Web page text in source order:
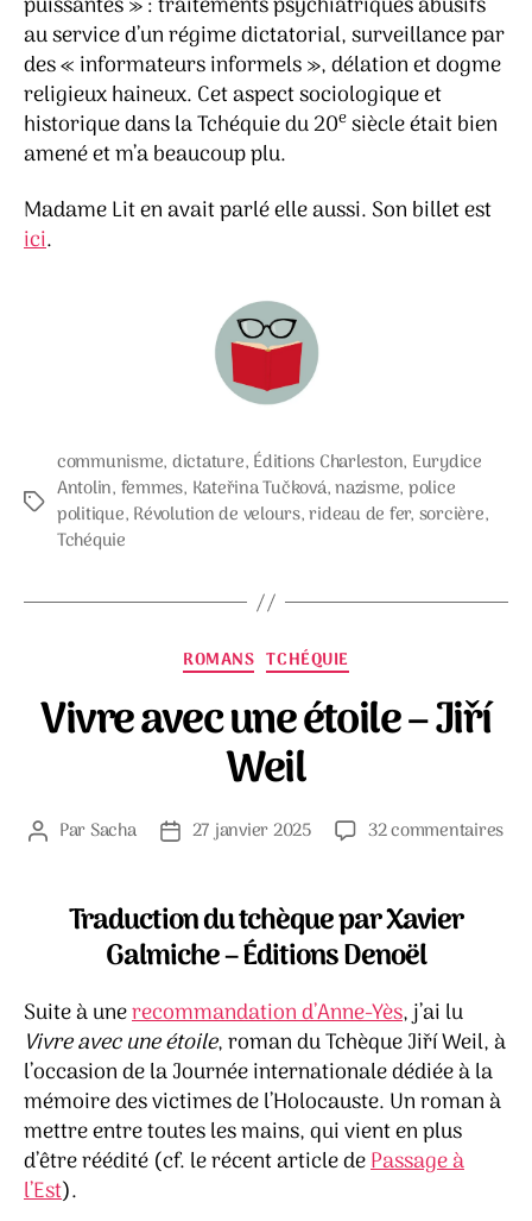
au service d’un régime dictatorial, surveillance par
des « informateurs informels », délation et dogme
religieux haineux. Cet aspect sociologique et
historique dans la Tchéquie du 20esiècle était bien
amené et m’a beaucoup plu.
Madame Lit en avait parlé elle aussi. Son billet est
ici.
Étiquettes
communisme, dictature, Éditions Charleston, Eurydice
Antolin, femmes, Kateřina Tučková,nazisme, police
politique, Révolution de velours,rideau de fer, sorcière,
Tchéquie
Catégories
ROMANS TCHÉQUIE
Vivre avec une étoile – Jiří
Weil
Auteur
ParSacha
Date27 janvier 2025 32 commentairessur
Traduction du tchèque par Xavier
Galmiche – Éditions Denoël
Suite à unerecommandation d’Anne-Yès, j’ai lu
Vivre avec une étoile, roman du Tchèque Jiří Weil, à
l’occasion de la Journée internationale dédiée à la
mémoire des victimes de l’Holocauste. Un roman à
mettre entre toutes les mains, qui vient en plus
d’être réédité (cf. le récent article dePassage à
l’Est).